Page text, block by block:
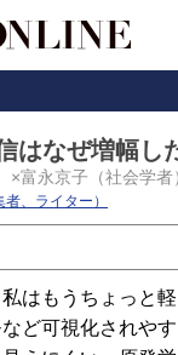
はなぜ増幅し
×富永京子（社会学者
者、ライター）
はもうちょっと軽
ど可視化されや